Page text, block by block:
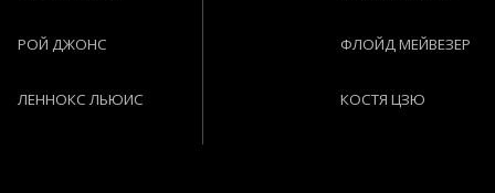
РОЙ ДЖОНС
ЛЕННОКС ЛЬЮИС
ФЛОЙД МЕЙВЕЗЕР
КОСТЯ ЦЗЮ